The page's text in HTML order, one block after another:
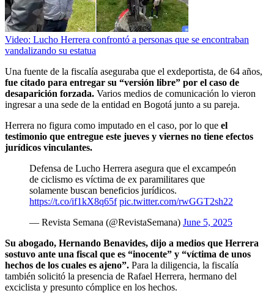
Video: Lucho Herrera confrontó a personas que se encontraban
vandalizando su estatua
Una fuente de la fiscalía aseguraba que el exdeportista, de 64 años,
fue citado para entregar su “versión libre” por el caso de
desaparición forzada. Varios medios de comunicación lo vieron
ingresar a una sede de la entidad en Bogotá junto a su pareja.
Herrera no figura como imputado en el caso, por lo que el
testimonio que entregue este jueves y viernes no tiene efectos
jurídicos vinculantes.
Defensa de Lucho Herrera asegura que el excampeón
de ciclismo es víctima de ex paramilitares que
solamente buscan beneficios jurídicos.
https://t.co/if1kX8q65f pic.twitter.com/rwGGT2sh22
— Revista Semana (@RevistaSemana) June 5, 2025
Su abogado, Hernando Benavides, dijo a medios que Herrera
sostuvo ante una fiscal que es “inocente” y “víctima de unos
hechos de los cuales es ajeno”. Para la diligencia, la fiscalía
también solicitó la presencia de Rafael Herrera, hermano del
exciclista y presunto cómplice en los hechos.